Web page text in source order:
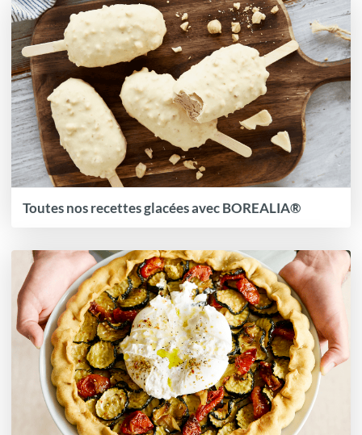
Toutes nos recettes glacées avec BOREALIA®